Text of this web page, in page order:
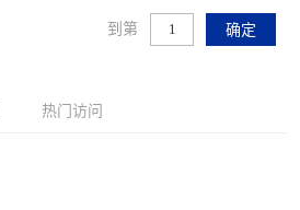
到第 确定
热门访问